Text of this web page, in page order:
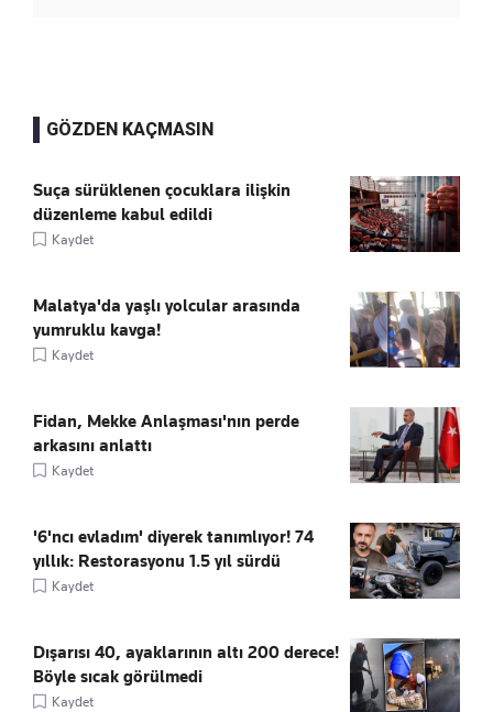
GÖZDEN KAÇMASIN
Suça sürüklenen çocuklara ilişkin
düzenleme kabul edildi
Kaydet
Malatya'da yaşlı yolcular arasında
yumruklu kavga!
Kaydet
Fidan, Mekke Anlaşması'nın perde
arkasını anlattı
Kaydet
'6'ncı evladım' diyerek tanımlıyor! 74
yıllık: Restorasyonu 1.5 yıl sürdü
Kaydet
Dışarısı 40, ayaklarının altı 200 derece!
Böyle sıcak görülmedi
Kaydet